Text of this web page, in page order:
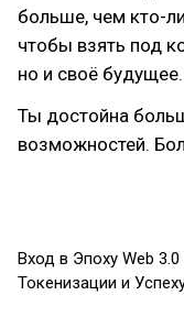
больше, чем кто-
чтобы взять под
но и своё будущее.
Ты достойна
возможностей.
Вход в Эпоху Web
Токенизации и